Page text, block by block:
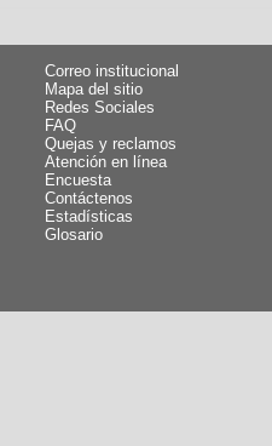
Correo institucional
Mapa del sitio
Redes Sociales
FAQ
Quejas y reclamos
Atención en línea
Encuesta
Contáctenos
Estadísticas
Glosario